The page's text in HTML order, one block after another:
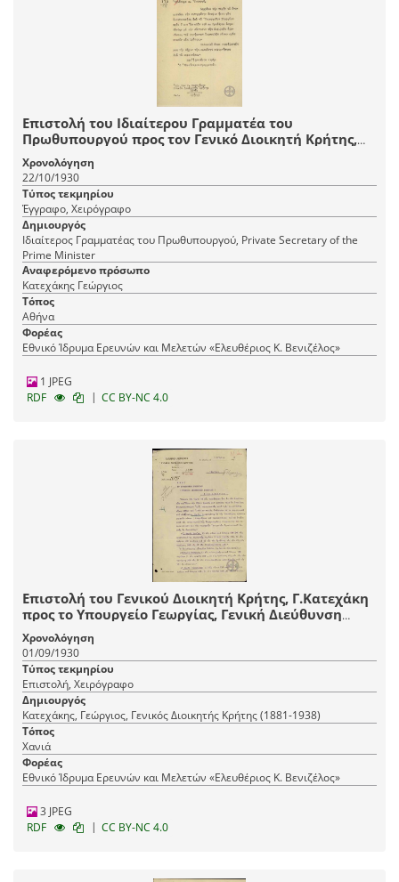
Επιστολή του Ιδιαίτερου Γραμματέα του
Πρωθυπουργού προς τον Γενικό Διοικητή Κρήτης,
Γ.Κατεχάκη με την οποία διαββάζει την άποψη του
Υπουργείου Γεωργίας για το ζήτημα αποστολής
σπόρου σίτου στην Κρήτη.
Χρονολόγηση
22/10/1930
Τύπος τεκμηρίου
Έγγραφο, Χειρόγραφο
Δημιουργός
Ιδιαίτερος Γραμματέας του Πρωθυπουργού, Private Secretary of the
Prime Minister
Αναφερόμενο πρόσωπο
Κατεχάκης Γεώργιος
Τόπος
Αθήνα
Φορέας
Εθνικό Ίδρυμα Ερευνών και Μελετών «Ελευθέριος Κ. Βενιζέλος»
1 JPEG
RDF
| CC BY-NC 4.0
Επιστολή του Γενικού Διοικητή Κρήτης, Γ.Κατεχάκη
προς το Υπουργείο Γεωργίας, Γενική Διεύθυνση
Γεωργίας σχετικά με την προμήθεια σπόρου σίτου
στην Κρήτη.
Χρονολόγηση
01/09/1930
Τύπος τεκμηρίου
Επιστολή, Χειρόγραφο
Δημιουργός
Κατεχάκης, Γεώργιος, Γενικός Διοικητής Κρήτης (1881-1938)
Τόπος
Χανιά
Φορέας
Εθνικό Ίδρυμα Ερευνών και Μελετών «Ελευθέριος Κ. Βενιζέλος»
3 JPEG
RDF
| CC BY-NC 4.0